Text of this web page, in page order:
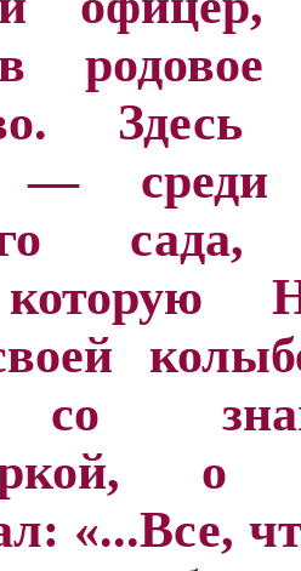
родовое
Здесь
— среди
сада,
о
«...Все,